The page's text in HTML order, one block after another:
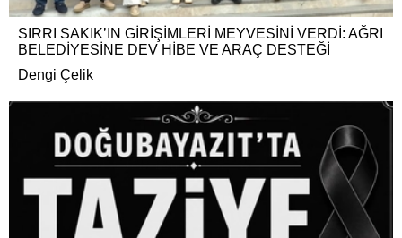
SIRRI SAKIK’IN GİRİŞİMLERİ MEYVESİNİ VERDİ: AĞRI
BELEDİYESİNE DEV HİBE VE ARAÇ DESTEĞİ
Dengi Çelik